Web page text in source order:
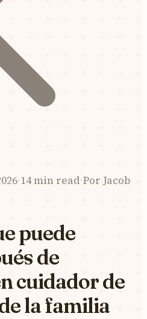
·14 min read·Por Jacob
puede
de
cuidador de
la familia